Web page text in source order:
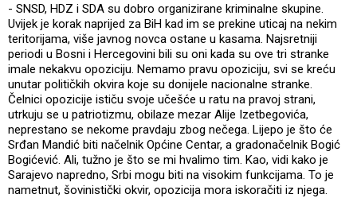
- SNSD, HDZ i SDA su dobro organizirane kriminalne skupine.
Uvijek je korak naprijed za BiH kad im se prekine uticaj na nekim
teritorijama, više javnog novca ostane u kasama. Najsretniji
periodi u Bosni i Hercegovini bili su oni kada su ove tri stranke
imale nekakvu opoziciju. Nemamo pravu opoziciju, svi se kreću
unutar političkih okvira koje su donijele nacionalne stranke.
Čelnici opozicije ističu svoje učešće u ratu na pravoj strani,
utrkuju se u patriotizmu, obilaze mezar Alije Izetbegovića,
neprestano se nekome pravdaju zbog nečega. Lijepo je što će
Srđan Mandić biti načelnik Općine Centar, a gradonačelnik Bogić
Bogićević. Ali, tužno je što se mi hvalimo tim. Kao, vidi kako je
Sarajevo napredno, Srbi mogu biti na visokim funkcijama. To je
nametnut, šovinistički okvir, opozicija mora iskoračiti iz njega.